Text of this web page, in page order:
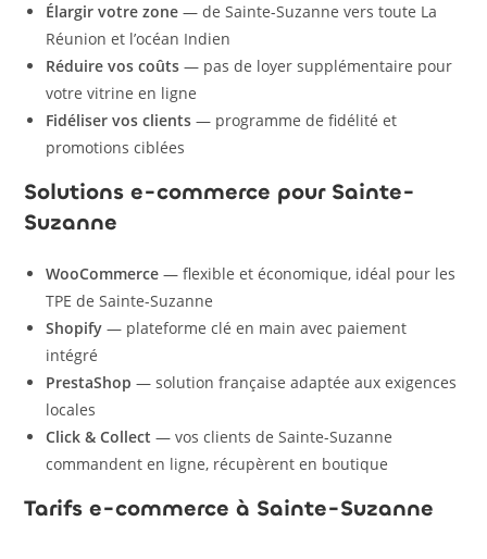
Élargir votre zone — de Sainte-Suzanne vers toute La
Réunion et l’océan Indien
Réduire vos coûts — pas de loyer supplémentaire pour
votre vitrine en ligne
Fidéliser vos clients — programme de fidélité et
promotions ciblées
Solutions e-commerce pour Sainte-
Suzanne
WooCommerce — flexible et économique, idéal pour les
TPE de Sainte-Suzanne
Shopify — plateforme clé en main avec paiement
intégré
PrestaShop — solution française adaptée aux exigences
locales
Click & Collect — vos clients de Sainte-Suzanne
commandent en ligne, récupèrent en boutique
Tarifs e-commerce à Sainte-Suzanne